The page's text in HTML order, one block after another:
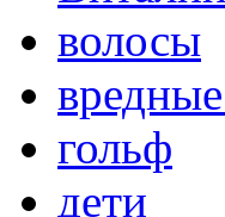
волосы
гольф
дети